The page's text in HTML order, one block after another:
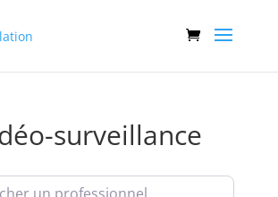
surveillance
professionnel